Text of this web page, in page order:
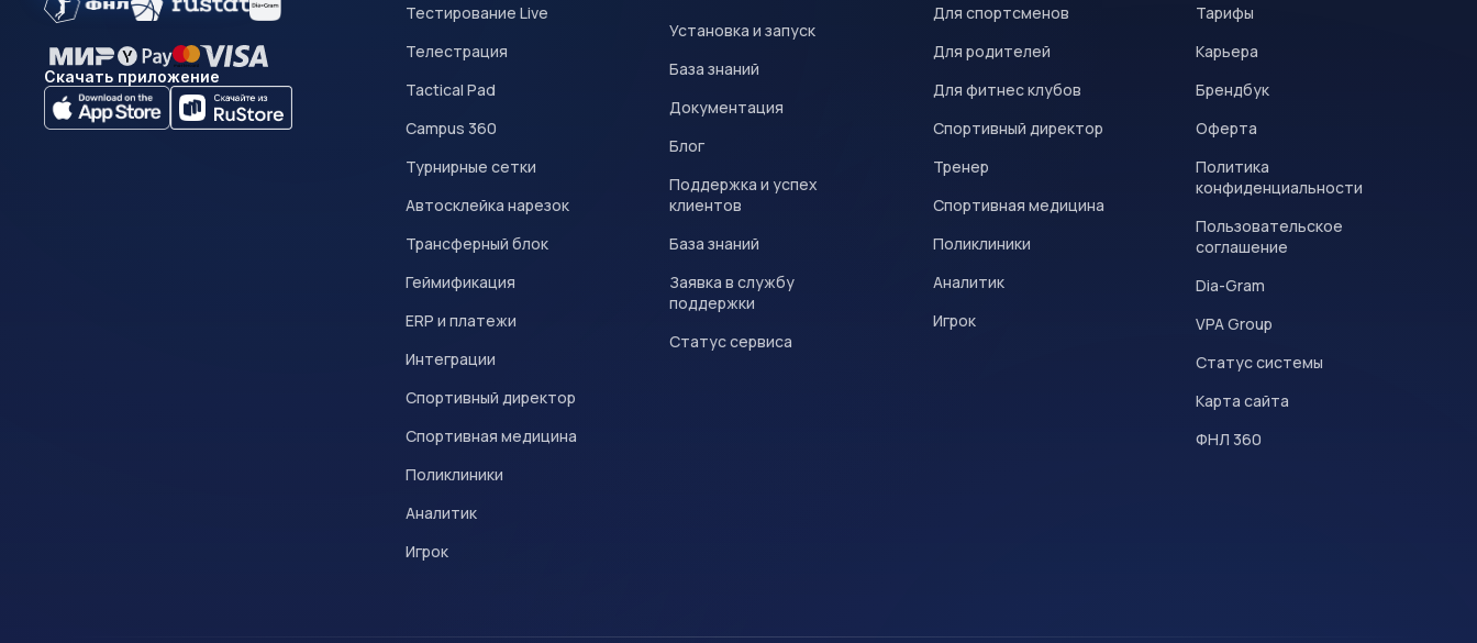
Скачать приложение
Тестирование Live
Телестрация
Tactical Pad
Campus 360
Турнирные сетки
Автосклейка нарезок
Трансферный блок
Геймификация
ERP и платежи
Интеграции
Спортивный директор
Спортивная медицина
Поликлиники
Аналитик
Игрок
Установка и запуск
База знаний
Документация
Блог
Поддержка и успех
клиентов
База знаний
Заявка в службу
поддержки
Статус сервиса
Для спортсменов
Для родителей
Для фитнес клубов
Спортивный директор
Тренер
Спортивная медицина
Поликлиники
Аналитик
Игрок
Тарифы
Карьера
Брендбук
Оферта
Политика
конфиденциальности
Пользовательское
соглашение
Dia-Gram
VPA Group
Статус системы
Карта сайта
ФНЛ 360